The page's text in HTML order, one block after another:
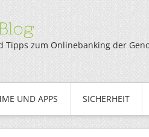
zum Onlinebanking der
UND APPS SICHERHEIT